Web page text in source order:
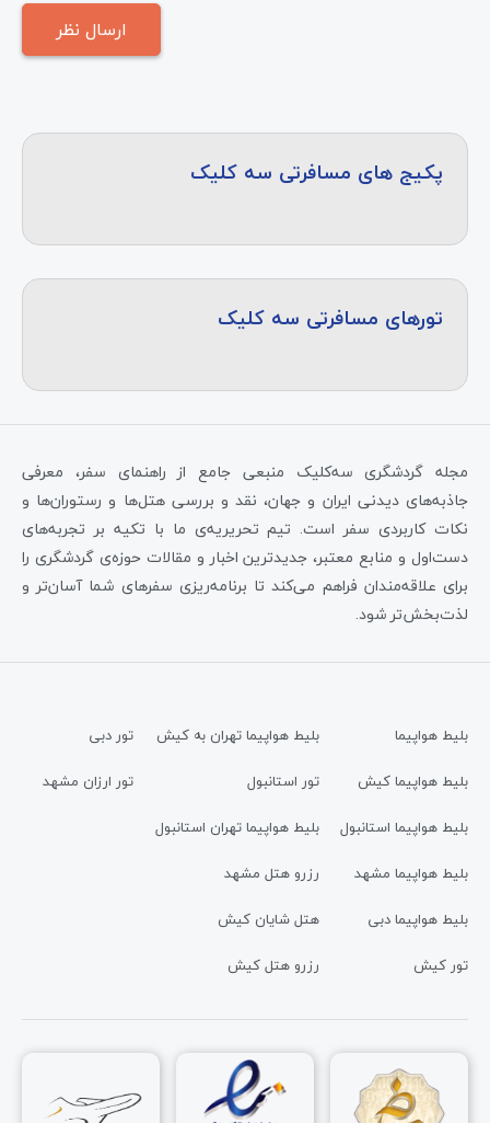
پکیج های مسافرتی سه کلیک
تورهای مسافرتی سه کلیک
مجله گردشگری سه‌کلیک منبعی جامع از راهنمای سفر، معرفی
جاذبه‌های دیدنی ایران و جهان، نقد و بررسی هتل‌ها و رستوران‌ها و
نکات کاربردی سفر است. تیم تحریریه‌ی ما با تکیه بر تجربه‌های
دست‌اول و منابع معتبر، جدیدترین اخبار و مقالات حوزه‌ی گردشگری را
برای علاقه‌مندان فراهم می‌کند تا برنامه‌ریزی سفرهای شما آسان‌تر و
لذت‌بخش‌تر شود.
بلیط هواپیما
بلیط هواپیما کیش
بلیط هواپیما استانبول
بلیط هواپیما مشهد
بلیط هواپیما دبی
تور کیش
بلیط هواپیما تهران به کیش
تور استانبول
بلیط هواپیما تهران استانبول
رزرو هتل مشهد
هتل شایان کیش
رزرو هتل کیش
تور دبی
تور ارزان مشهد